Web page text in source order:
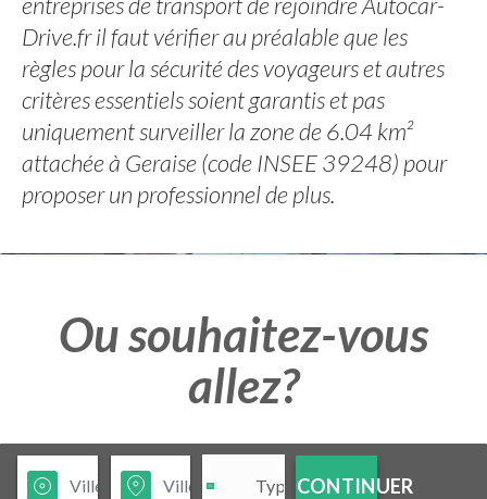
Drive.fr il faut vérifier au préalable que les
règles pour la sécurité des voyageurs et autres
critères essentiels soient garantis et pas
uniquement surveiller la zone de 6.04 km²
attachée à Geraise (code INSEE 39248) pour
proposer un professionnel de plus.
Ou souhaitez-vous
allez?
CONTINUER